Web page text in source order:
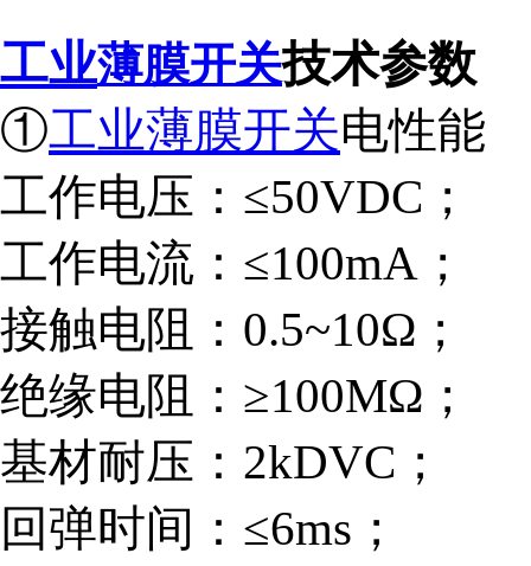
工业薄膜开关技术参数
①工业薄膜开关电性能
工作电压：≤50VDC；
工作电流：≤100mA；
接触电阻： 0.5~10Ω；
绝缘电阻：≥100MΩ；
基材耐压： 2kDVC；
回弹时间：≤6ms；